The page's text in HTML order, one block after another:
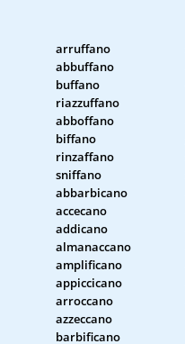
arruffano
abbuffano
buffano
riazzuffano
abboffano
biffano
rinzaffano
sniffano
abbarbicano
accecano
addicano
almanaccano
amplificano
appiccicano
arroccano
azzeccano
barbificano